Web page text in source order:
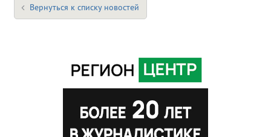
Вернуться к списку новостей